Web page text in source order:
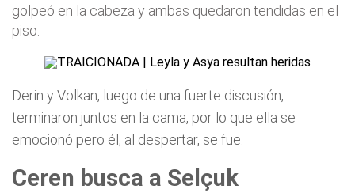
golpeó en la cabeza y ambas quedaron tendidas en el
piso.
Derin y Volkan, luego de una fuerte discusión,
terminaron juntos en la cama, por lo que ella se
emocionó pero él, al despertar, se fue.
Ceren busca a Selçuk